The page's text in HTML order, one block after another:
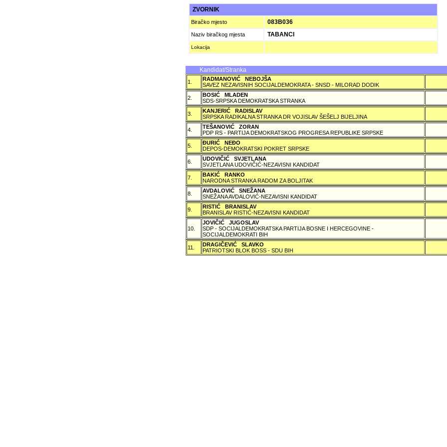
ZVORNIK
Biračko mjesto 083B036
Naziv biračkog mjesta TABANCI
Lokacija
Kandidat/Stranka
1.
RADMANOVIĆ NEBOJŠA
SAVEZ NEZAVISNIH SOCIJALDEMOKRATA - SNSD - MILORAD DODIK
2.
BOSIĆ MLADEN
SDS-SRPSKA DEMOKRATSKA STRANKA
3.
KANJERIĆ RADISLAV
SRPSKA RADIKALNA STRANKA DR VOJISLAV ŠEŠELJ BIJELJINA
4.
TEŠANOVIĆ ZORAN
PDP RS - PARTIJA DEMOKRATSKOG PROGRESA REPUBLIKE SRPSKE
5.
ÐURIĆ NEÐO
DEPOS-DEMOKRATSKI POKRET SRPSKE
6.
UDOVIČIĆ SVJETLANA
SVJETLANA UDOVIČIĆ-NEZAVISNI KANDIDAT
7.
BAKIĆ RANKO
NARODNA STRANKA RADOM ZA BOLJITAK
8.
AVDALOVIĆ SNEŽANA
SNEŽANA AVDALOVIĆ-NEZAVISNI KANDIDAT
9.
RISTIĆ BRANISLAV
BRANISLAV RISTIĆ-NEZAVISNI KANDIDAT
10.
JOVIČIĆ JUGOSLAV
SDP - SOCIJALDEMOKRATSKA PARTIJA BOSNE I HERCEGOVINE -
SOCIJALDEMOKRATI BIH
11.
DRAGIČEVIĆ SLAVKO
PATRIOTSKI BLOK BOSS - SDU BIH